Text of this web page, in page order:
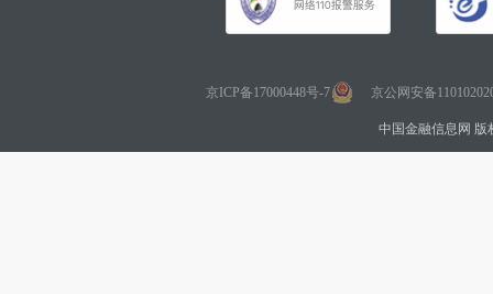
京ICP备17000448号-7 京公网安备
中国金融信息网 版